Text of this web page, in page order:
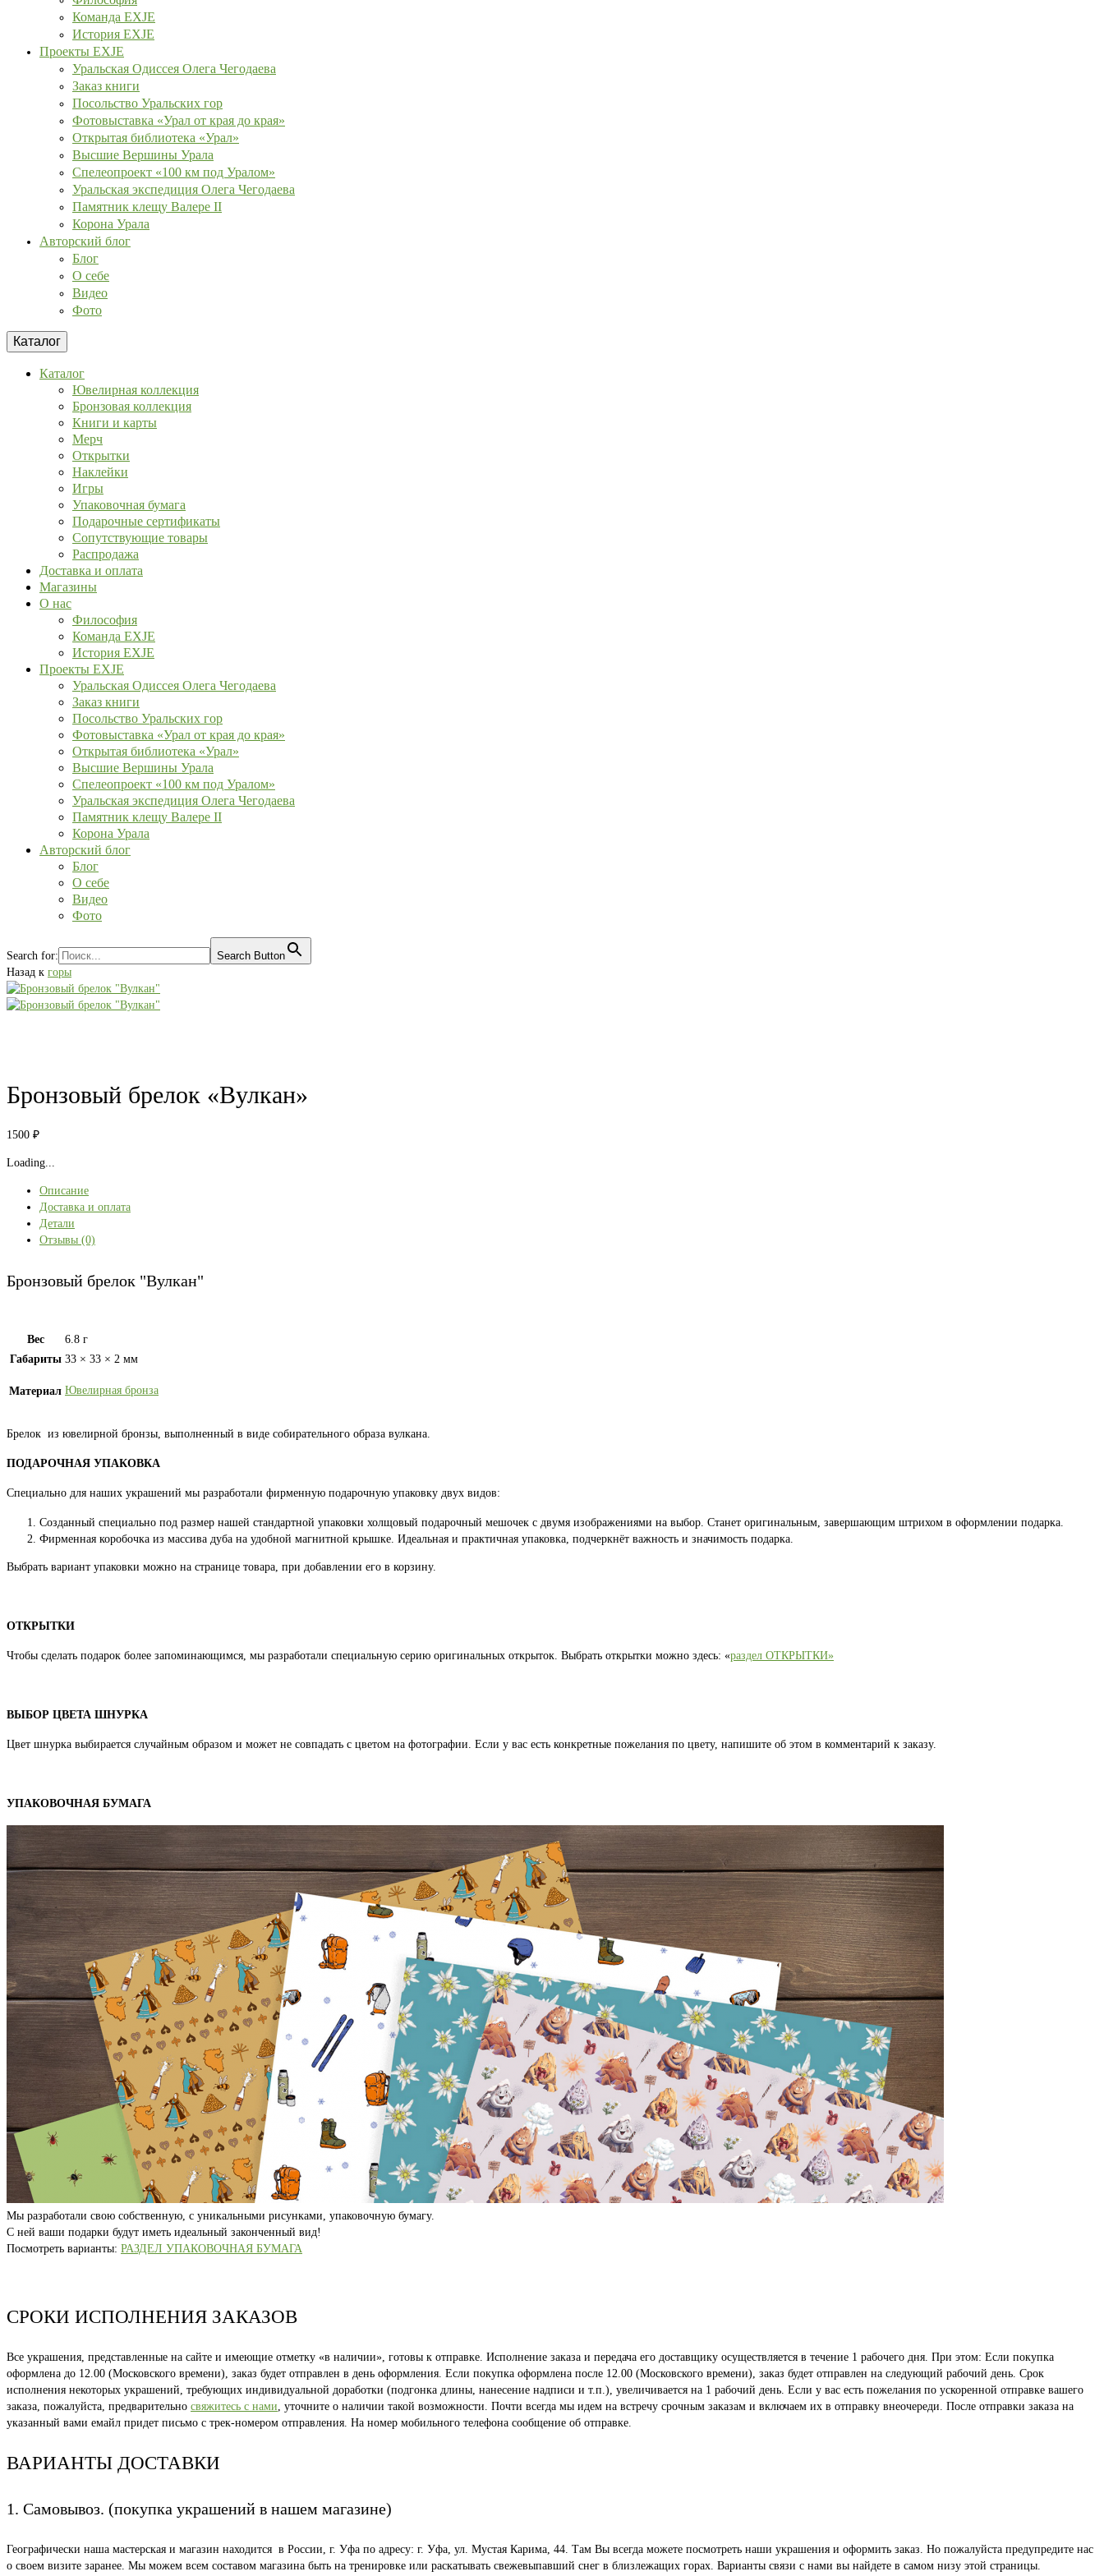
Команда EXJE
История EXJE
Проекты EXJE
Уральская Одиссея Олега Чегодаева
Заказ книги
Посольство Уральских гор
Фотовыставка «Урал от края до края»
Открытая библиотека «Урал»
Высшие Вершины Урала
Спелеопроект «100 км под Уралом»
Уральская экспедиция Олега Чегодаева
Памятник клещу Валере II
Корона Урала
Авторский блог
Блог
О себе
Видео
Фото
Каталог
Каталог
Ювелирная коллекция
Бронзовая коллекция
Книги и карты
Мерч
Открытки
Наклейки
Игры
Упаковочная бумага
Подарочные сертификаты
Сопутствующие товары
Распродажа
Доставка и оплата
Магазины
О нас
Философия
Команда EXJE
История EXJE
Проекты EXJE
Уральская Одиссея Олега Чегодаева
Заказ книги
Посольство Уральских гор
Фотовыставка «Урал от края до края»
Открытая библиотека «Урал»
Высшие Вершины Урала
Спелеопроект «100 км под Уралом»
Уральская экспедиция Олега Чегодаева
Памятник клещу Валере II
Корона Урала
Авторский блог
Блог
О себе
Видео
Фото
Search for:
Search Button
Назад к горы
Бронзовый брелок «Вулкан»
1500 ₽
Loading...
Описание
Доставка и оплата
Детали
Отзывы (0)
Бронзовый брелок "Вулкан"
Вес
6.8 г
Габариты 33 × 33 × 2 мм
Материал Ювелирная бронза
Брелок из ювелирной бронзы, выполненный в виде собирательного образа вулкана.
ПОДАРОЧНАЯ УПАКОВКА
Специально для наших украшений мы разработали фирменную подарочную упаковку двух видов:
Созданный специально под размер нашей стандартной упаковки холщовый подарочный мешочек с двумя изображениями на выбор. Станет оригинальным, завершающим штрихом в оформлении подарка.
Фирменная коробочка из массива дуба на удобной магнитной крышке. Идеальная и практичная упаковка, подчеркнёт важность и значимость подарка.
Выбрать вариант упаковки можно на странице товара, при добавлении его в корзину.
ОТКРЫТКИ
Чтобы сделать подарок более запоминающимся, мы разработали специальную серию оригинальных открыток. Выбрать открытки можно здесь: «раздел ОТКРЫТКИ»
ВЫБОР ЦВЕТА ШНУРКА
Цвет шнурка выбирается случайным образом и может не совпадать с цветом на фотографии. Если у вас есть конкретные пожелания по цвету, напишите об этом в комментарий к заказу.
УПАКОВОЧНАЯ БУМАГА
Мы разработали свою собственную, с уникальными рисунками, упаковочную бумагу.
С ней ваши подарки будут иметь идеальный законченный вид!
Посмотреть варианты: РАЗДЕЛ УПАКОВОЧНАЯ БУМАГА
СРОКИ ИСПОЛНЕНИЯ ЗАКАЗОВ
Все украшения, представленные на сайте и имеющие отметку «в наличии», готовы к отправке. Исполнение заказа и передача его доставщику осуществляется в течение 1 рабочего дня. При этом: Если покупка
оформлена до 12.00 (Московского времени), заказ будет отправлен в день оформления. Если покупка оформлена после 12.00 (Московского времени), заказ будет отправлен на следующий рабочий день. Срок
исполнения некоторых украшений, требующих индивидуальной доработки (подгонка длины, нанесение надписи и т.п.), увеличивается на 1 рабочий день. Если у вас есть пожелания по ускоренной отправке вашего
заказа, пожалуйста, предварительно свяжитесь с нами, уточните о наличии такой возможности. Почти всегда мы идем на встречу срочным заказам и включаем их в отправку внеочереди. После отправки заказа на
указанный вами емайл придет письмо с трек-номером отправления. На номер мобильного телефона сообщение об отправке.
ВАРИАНТЫ ДОСТАВКИ
1. Самовывоз. (покупка украшений в нашем магазине)
Географически наша мастерская и магазин находится в России, г. Уфа по адресу: г. Уфа, ул. Мустая Карима, 44. Там Вы всегда можете посмотреть наши украшения и оформить заказ. Но пожалуйста предупредите нас
о своем визите заранее. Мы можем всем составом магазина быть на тренировке или раскатывать свежевыпавший снег в близлежащих горах. Варианты связи с нами вы найдете в самом низу этой страницы.